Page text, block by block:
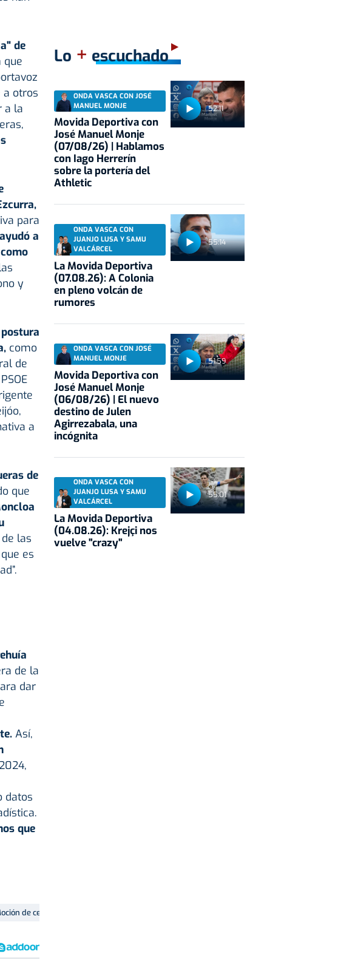
de
que
a otros
a la
para
a
y
como
de
a
de
que
las
es
de la
dar
Así,
datos
que
de censura
Lo + escuchado
52:11
ONDA VASCA CON JOSÉ
MANUEL MONJE
Movida Deportiva con
José Manuel Monje
(07/08/26) | Hablamos
con Iago Herrerín
sobre la portería del
Athletic
55:14
ONDA VASCA CON
JUANJO LUSA Y SAMU
VALCÁRCEL
La Movida Deportiva
(07.08.26): A Colonia
en pleno volcán de
rumores
51:59
ONDA VASCA CON JOSÉ
MANUEL MONJE
Movida Deportiva con
José Manuel Monje
(06/08/26) | El nuevo
destino de Julen
Agirrezabala, una
incógnita
55:01
ONDA VASCA CON
JUANJO LUSA Y SAMU
VALCÁRCEL
La Movida Deportiva
(04.08.26): Krejçi nos
vuelve "crazy"